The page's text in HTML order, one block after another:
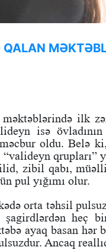
QALAN
ilk
isə
oldu. Belə
qrupları”
zibil qabı,
pul yığımı olur.
orta təhsil
heç
ayaq basan hər
Ancaq